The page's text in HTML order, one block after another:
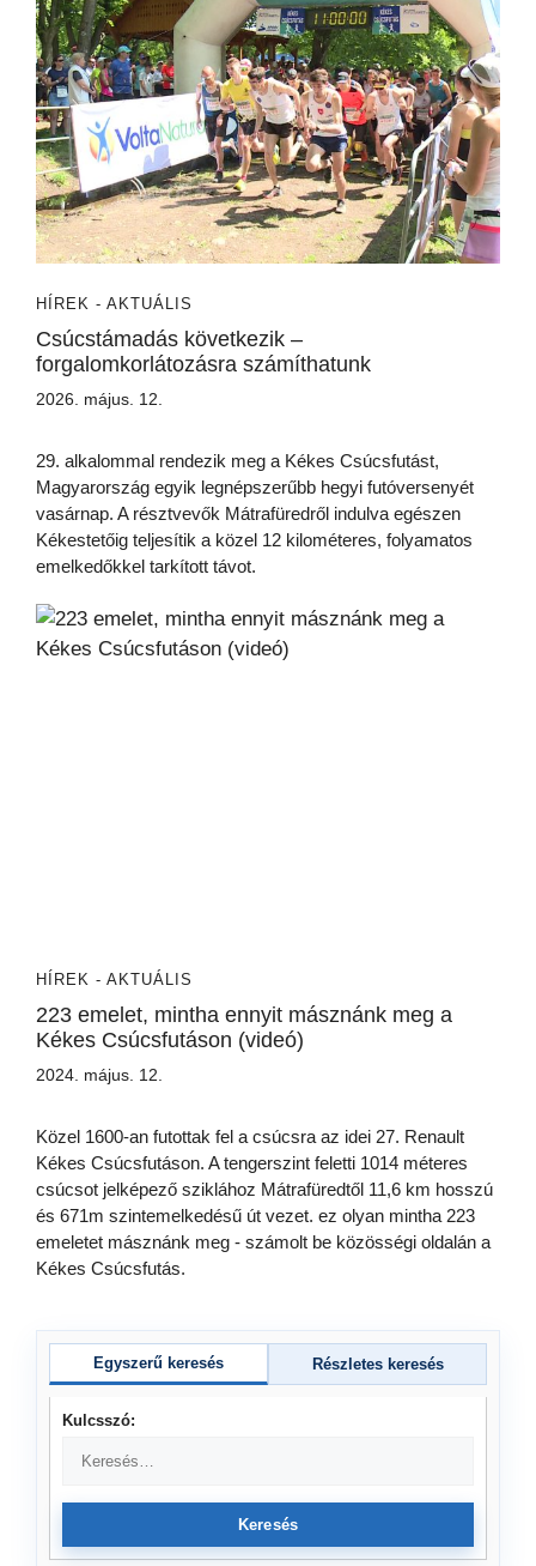
HÍREK - AKTUÁLIS
Csúcstámadás következik –
forgalomkorlátozásra számíthatunk
2026. május. 12.
29. alkalommal rendezik meg a Kékes Csúcsfutást,
Magyarország egyik legnépszerűbb hegyi futóversenyét
vasárnap. A résztvevők Mátrafüredről indulva egészen
Kékestetőig teljesítik a közel 12 kilométeres, folyamatos
emelkedőkkel tarkított távot.
HÍREK - AKTUÁLIS
223 emelet, mintha ennyit másznánk meg a
Kékes Csúcsfutáson (videó)
2024. május. 12.
Közel 1600-an futottak fel a csúcsra az idei 27. Renault
Kékes Csúcsfutáson. A tengerszint feletti 1014 méteres
csúcsot jelképező sziklához Mátrafüredtől 11,6 km hosszú
és 671m szintemelkedésű út vezet. ez olyan mintha 223
emeletet másznánk meg - számolt be közösségi oldalán a
Kékes Csúcsfutás.
Egyszerű keresés Részletes keresés
Kulcsszó:
Keresés